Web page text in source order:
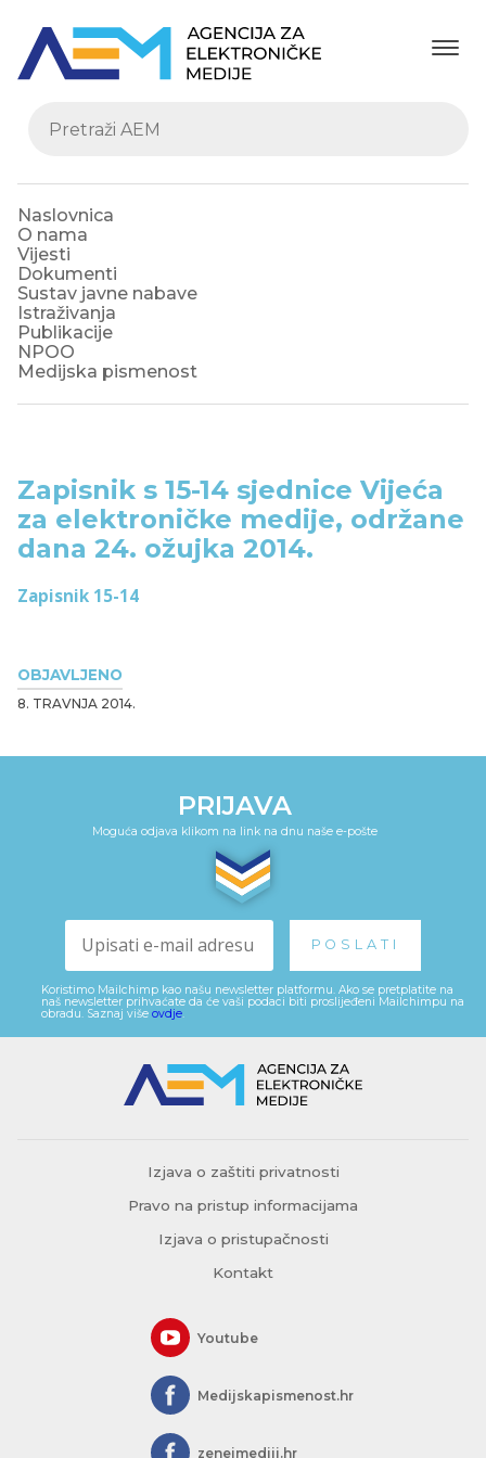
Naslovnica
O nama
Vijesti
Dokumenti
Sustav javne nabave
Istraživanja
Publikacije
NPOO
Medijska pismenost
OBJAVLJENO
8. TRAVNJA 2014.
Zapisnik s 15-14 sjednice Vijeća
za elektroničke medije, održane
dana 24. ožujka 2014.
Zapisnik 15-14
PRIJAVA
Moguća odjava klikom na link na dnu naše e-pošte
Koristimo Mailchimp kao našu newsletter platformu. Ako se pretplatite na
naš newsletter prihvaćate da će vaši podaci biti proslijeđeni Mailchimpu na
obradu. Saznaj više ovdje
Izjava o zaštiti privatnosti
Pravo na pristup informacijama
Izjava o pristupačnosti
Kontakt
Youtube
Medijskapismenost.hr
zeneimediji.hr